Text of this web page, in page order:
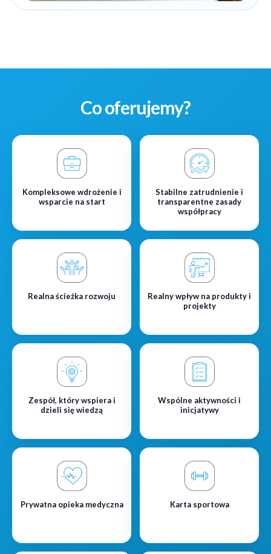
Co oferujemy?
Kompleksowe wdrożenie i
wsparcie na start
Stabilne zatrudnienie i
transparentne zasady
współpracy
Realna ścieżka rozwoju
Realny wpływ na produkty i
projekty
Zespół, który wspiera i
dzieli się wiedzą
Wspólne aktywności i
inicjatywy
Prywatna opieka medyczna Karta sportowa